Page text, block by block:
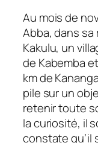
Au mois de
Abba, dans sa
Kakulu, un
de Kabemba
km de
pile sur un
retenir toute
la curiosité, il
constate qu’il